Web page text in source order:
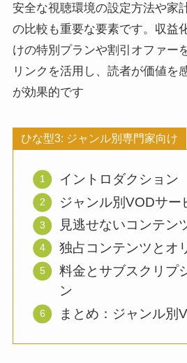
安全な視聴環境の設定方法や家
の比較も重要な要素です。収益
けの特別プランや割引オファー
リンクを活用し、読者が価値を
が効果的です
ひな型3: ジャンル別専門家向け
イントロダクション
ジャンル別VODサー
見逃せないコンテン
独占コンテンツとオ
料金とサブスクリプ
ン
まとめ：ジャンル別